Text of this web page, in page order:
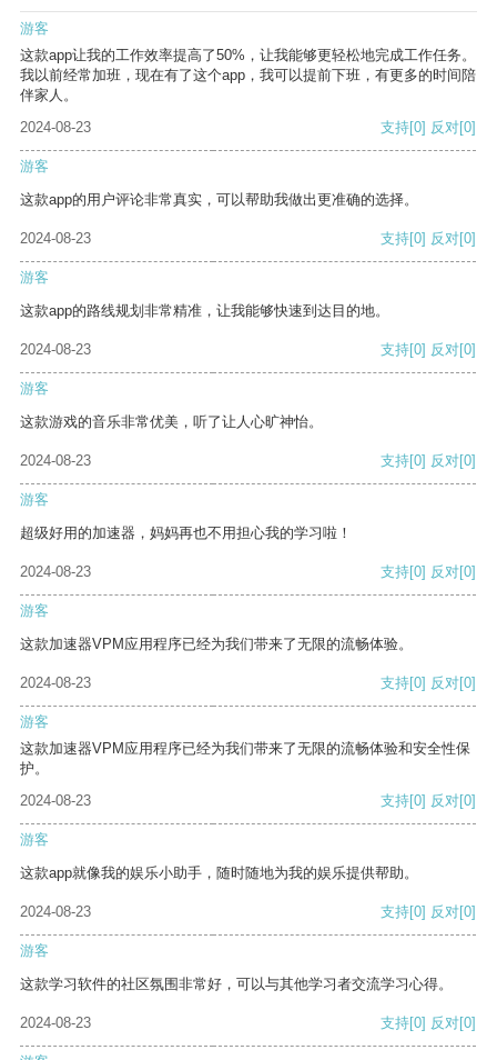
游客
这款app让我的工作效率提高了50%，让我能够更轻松地完成工作任务。
我以前经常加班，现在有了这个app，我可以提前下班，有更多的时间陪
伴家人。
2024-08-23
支持[0] 反对[0]
游客
这款app的用户评论非常真实，可以帮助我做出更准确的选择。
2024-08-23 支持[0] 反对[0]
游客
这款app的路线规划非常精准，让我能够快速到达目的地。
2024-08-23 支持[0] 反对[0]
游客
这款游戏的音乐非常优美，听了让人心旷神怡。
2024-08-23 支持[0] 反对[0]
游客
超级好用的加速器，妈妈再也不用担心我的学习啦！
2024-08-23 支持[0] 反对[0]
游客
这款加速器VPM应用程序已经为我们带来了无限的流畅体验。
2024-08-23 支持[0] 反对[0]
游客
这款加速器VPM应用程序已经为我们带来了无限的流畅体验和安全性保
护。
2024-08-23
支持[0] 反对[0]
游客
这款app就像我的娱乐小助手，随时随地为我的娱乐提供帮助。
2024-08-23 支持[0] 反对[0]
游客
这款学习软件的社区氛围非常好，可以与其他学习者交流学习心得。
2024-08-23 支持[0] 反对[0]